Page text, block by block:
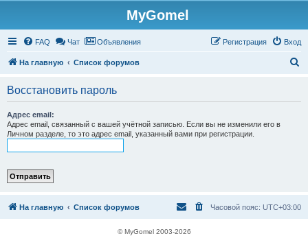
MyGomel
FAQ Чат Объявления Вход
Регистрация
На главную Список форумов
Восстановить пароль
Адрес email:
Адрес email, связанный с вашей учётной записью. Если вы не изменили его в
Личном разделе, то это адрес email, указанный вами при регистрации.
На главную Список форумов Часовой пояс: UTC+03:00
© MyGomel 2003-2026